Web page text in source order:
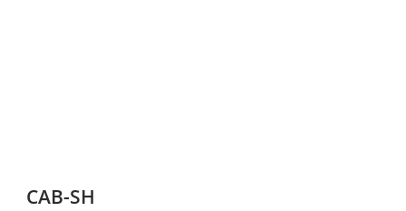
CAB-SH